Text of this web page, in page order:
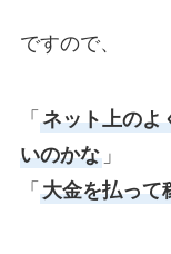
ですので、
「 ネット上のよ
いのかな」
「 大金を払って